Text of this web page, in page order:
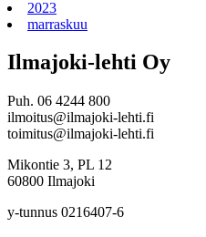
2023
marraskuu
Ilmajoki-lehti Oy
Puh. 06 4244 800
ilmoitus@ilmajoki-lehti.fi
toimitus@ilmajoki-lehti.fi
Mikontie 3, PL 12
60800 Ilmajoki
y-tunnus 0216407-6